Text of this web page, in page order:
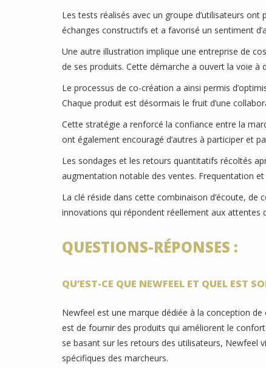
Les tests réalisés avec un groupe d’utilisateurs ont
échanges constructifs et a favorisé un sentiment
Une autre illustration implique une entreprise de
de ses produits. Cette démarche a ouvert la voie à
Le processus de co-création a ainsi permis
Chaque produit est désormais le fruit d’une
Cette stratégie a renforcé la confiance entre la
ont également encouragé d’autres à participer et
Les sondages et les retours quantitatifs récoltés
augmentation notable des ventes. Frequentation
La clé réside dans cette combinaison d’écoute,
innovations qui répondent réellement aux attentes
QUESTIONS-RÉPONSES :
QU’EST-CE QUE NEWFEEL ET QUEL EST
Newfeel est une marque dédiée à la conception
est de fournir des produits qui améliorent le
se basant sur les retours des utilisateurs, Newfeel
spécifiques des marcheurs.